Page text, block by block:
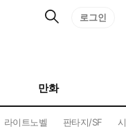
검
로그인
만화
라이트노벨 판타지/SF